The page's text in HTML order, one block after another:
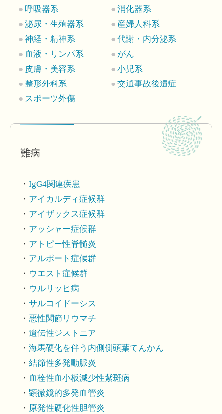
呼吸器系
消化器系
泌尿・生殖器系
産婦人科系
神経・精神系
代謝・内分泌系
血液・リンパ系
がん
皮膚・美容系
小児系
整形外科系
交通事故後遺症
スポーツ外傷
難病
IgG4関連疾患
アイカルディ症候群
アイザックス症候群
アッシャー症候群
アトピー性脊髄炎
アルポート症候群
ウエスト症候群
ウルリッヒ病
サルコイドーシス
悪性関節リウマチ
遺伝性ジストニア
海馬硬化を伴う内側側頭葉てんかん
結節性多発動脈炎
血栓性血小板減少性紫斑病
顕微鏡的多発血管炎
原発性硬化性胆管炎